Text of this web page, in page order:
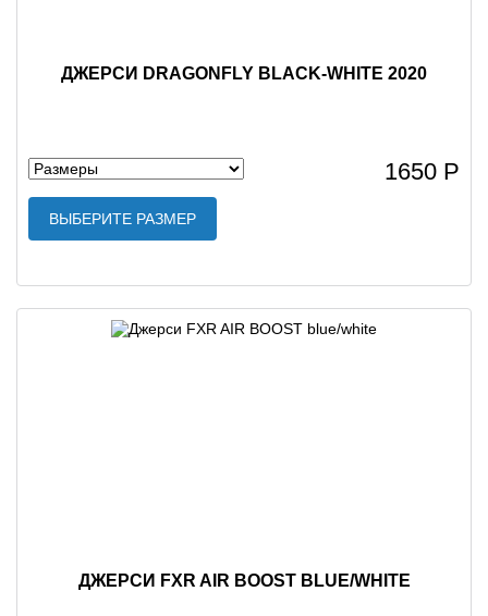
ДЖЕРСИ DRAGONFLY BLACK-WHITE 2020
1650 Р
ВЫБЕРИТЕ РАЗМЕР
ДЖЕРСИ FXR AIR BOOST BLUE/WHITE